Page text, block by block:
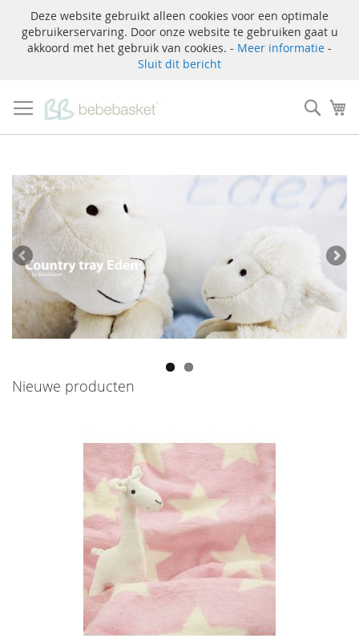
Deze website gebruikt alleen cookies voor een optimale
gebruikerservaring. Door onze website te gebruiken gaat u
akkoord met het gebruik van cookies. - Meer informatie -
Sluit dit bericht
naar
de
inhoud
Zoek
Nieuwe producten